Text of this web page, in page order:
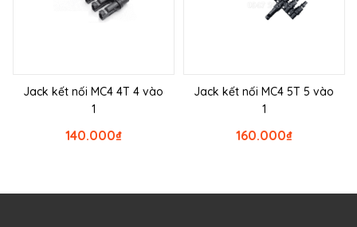
Jack kết nối MC4 4T 4 vào
1
₫
140.000
Jack kết nối MC4 5T 5 vào
1
₫
160.000